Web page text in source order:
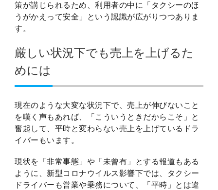
策が講じられるため、利用者の中に「タクシーのほ
うがかえって安全」という認識が広がりつつありま
す。
厳しい状況下でも売上を上げるた
めには
現在のような大変な状況下で、売上が伸びないこと
を嘆く声もあれば、「こういうときだからこそ」と
奮起して、平時と変わらない売上を上げているドラ
イバーもいます。
現状を「非常事態」や「未曾有」とする報道もある
ように、新型コロナウイルス影響下では、タクシー
ドライバーも営業や乗務について、「平時」とは違